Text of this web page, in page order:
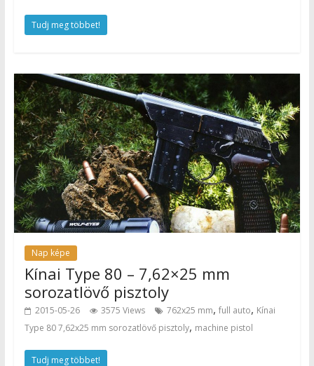
Tudj meg többet!
Nap képe
Kínai Type 80 – 7,62×25 mm
sorozatlövő pisztoly
2015-05-26 3575 Views 762x25 mm, full auto, Kínai
Type 80 7,62x25 mm sorozatlövő pisztoly, machine pistol
Tudj meg többet!